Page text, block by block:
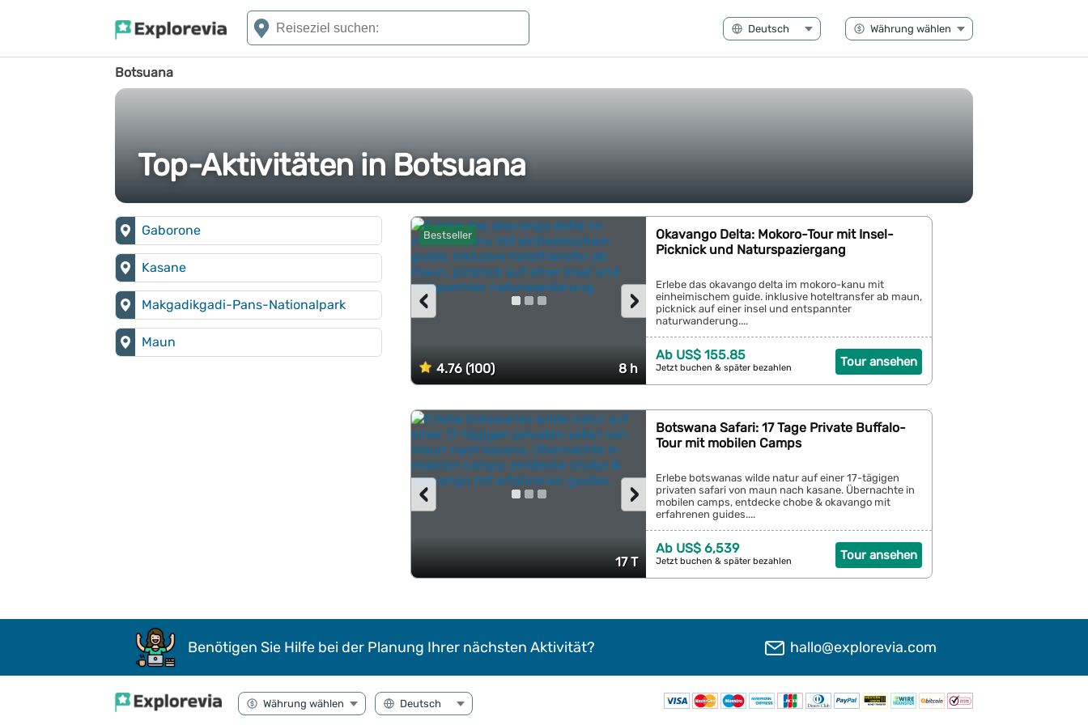
Botsuana
Top-Aktivitäten in Botsuana
Bestseller
4.76 (100) 8 h
›
‹
Okavango Delta: Mokoro-Tour mit Insel-
Picknick und Naturspaziergang
Erlebe das okavango delta im mokoro-kanu mit
einheimischem guide. inklusive hoteltransfer ab maun,
picknick auf einer insel und entspannter
naturwanderung....
Tour ansehen
Ab US$ 155.85
Jetzt buchen & später bezahlen
17 T
›
‹
Botswana Safari: 17 Tage Private Buffalo-
Tour mit mobilen Camps
Erlebe botswanas wilde natur auf einer 17-tägigen
privaten safari von maun nach kasane. Übernachte in
mobilen camps, entdecke chobe & okavango mit
erfahrenen guides....
Tour ansehen
Ab US$ 6,539
Jetzt buchen & später bezahlen
Gaborone
Kasane
Makgadikgadi-Pans-Nationalpark
Maun
Benötigen Sie Hilfe bei der Planung Ihrer nächsten Aktivität? hallo@explorevia.com